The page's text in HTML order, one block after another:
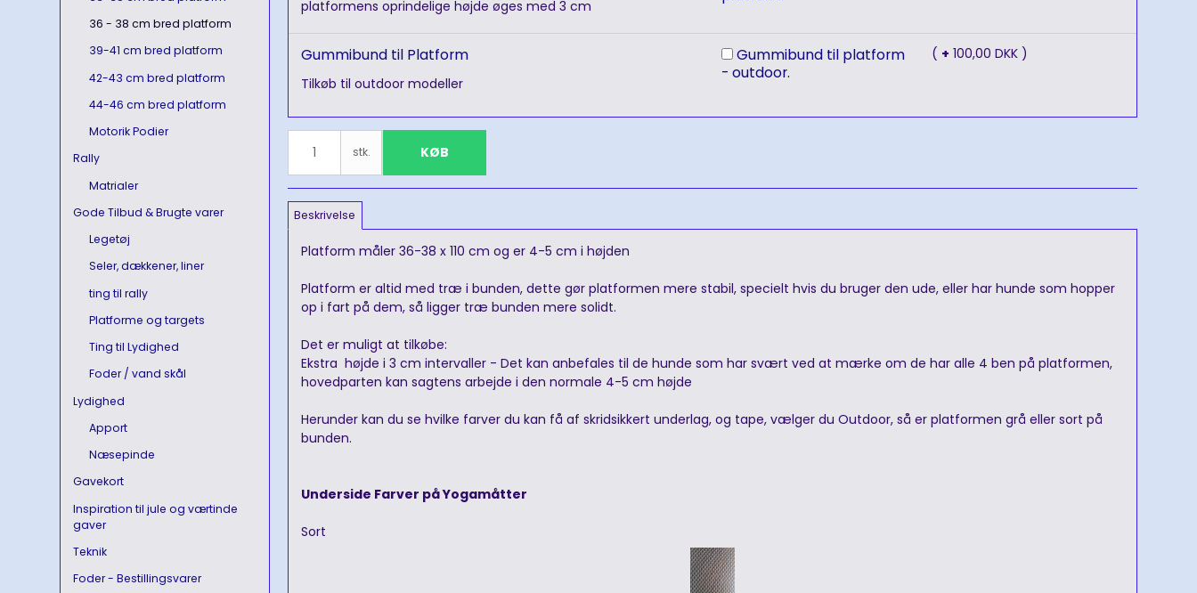
36 - 38 cm bred platform
39-41 cm bred platform
42-43 cm bred platform
44-46 cm bred platform
Motorik Podier
Rally
Matrialer
Gode Tilbud & Brugte varer
Legetøj
Seler, dækkener, liner
ting til rally
Platforme og targets
Ting til Lydighed
Foder / vand skål
Lydighed
Apport
Næsepinde
Gavekort
Inspiration til jule og værtinde
gaver
Teknik
Foder - Bestillingsvarer
platformens oprindelige højde øges med 3 cm
Gummibund til Platform
Tilkøb til outdoor modeller
Gummibund til platform
- outdoor.
( + 100,00 DKK )
stk. KØB
Beskrivelse
Platform måler 36-38 x 110 cm og er 4-5 cm i højden
Platform er altid med træ i bunden, dette gør platformen mere stabil, specielt hvis du bruger den ude, eller har hunde som hopper
op i fart på dem, så ligger træ bunden mere solidt.
Det er muligt at tilkøbe:
Ekstra højde i 3 cm intervaller - Det kan anbefales til de hunde som har svært ved at mærke om de har alle 4 ben på platformen,
hovedparten kan sagtens arbejde i den normale 4-5 cm højde
Herunder kan du se hvilke farver du kan få af skridsikkert underlag, og tape, vælger du Outdoor, så er platformen grå eller sort på
bunden.
Underside Farver på Yogamåtter
Sort